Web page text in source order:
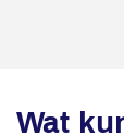
Wat